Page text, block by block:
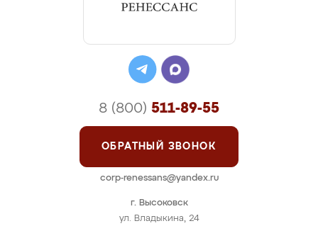
г. Высоковск
ул. Владыкина, 24
8 (800) 511-89-55
ОБРАТНЫЙ ЗВОНОК
corp-renessans@yandex.ru